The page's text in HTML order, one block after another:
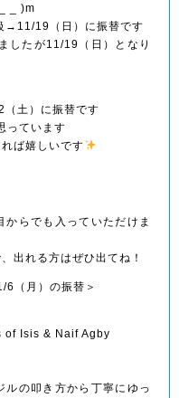
_ )m
→11/19（日）に振替です
たが11/19（日）となり
土）に振替です
っています
ば嬉しいです
からでも入っていただけま
出れる方はぜひ出てね！
6（月）の振替＞
of Isis & Naif Agby
の叩き方から丁寧にゆっ